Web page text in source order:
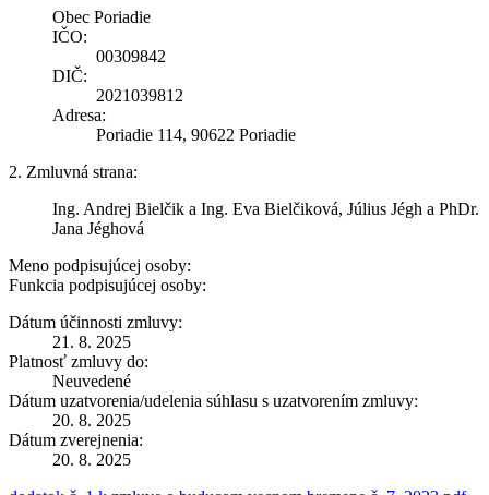
Obec Poriadie
IČO:
00309842
DIČ:
2021039812
Adresa:
Poriadie 114, 90622 Poriadie
2. Zmluvná strana:
Ing. Andrej Bielčik a Ing. Eva Bielčiková, Július Jégh a PhDr.
Jana Jéghová
Meno podpisujúcej osoby:
Funkcia podpisujúcej osoby:
Dátum účinnosti zmluvy:
21. 8. 2025
Platnosť zmluvy do:
Neuvedené
Dátum uzatvorenia/udelenia súhlasu s uzatvorením zmluvy:
20. 8. 2025
Dátum zverejnenia:
20. 8. 2025